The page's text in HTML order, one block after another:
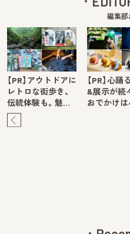
編集部
【PR】アウトドアに
レトロな街歩き、
伝統体験も。魅…
【PR】心踊
&展示が続
おでかけ